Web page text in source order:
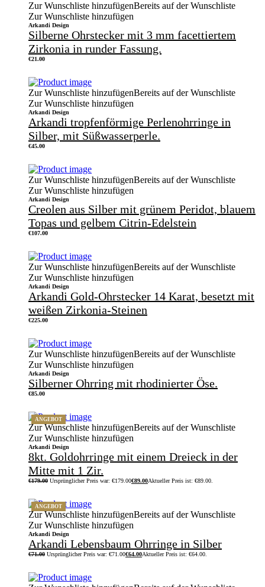
Zur Wunschliste hinzufügenBereits auf der Wunschliste
Zur Wunschliste hinzufügen
Arkandi Design
Silberne Ohrstecker mit 3 mm facettiertem
Zirkonia in runder Fassung.
€21.00
Zur Wunschliste hinzufügenBereits auf der Wunschliste
Zur Wunschliste hinzufügen
Arkandi Design
Arkandi tropfenförmige Perlenohrringe in
Silber, mit Süßwasserperle.
€45.00
Zur Wunschliste hinzufügenBereits auf der Wunschliste
Zur Wunschliste hinzufügen
Arkandi Design
Creolen aus Silber mit grünem Peridot, blauem
Topas und gelbem Citrin-Edelstein
€107.00
Zur Wunschliste hinzufügenBereits auf der Wunschliste
Zur Wunschliste hinzufügen
Arkandi Design
Arkandi Gold-Ohrstecker 14 Karat, besetzt mit
weißen Zirkonia-Steinen
€225.00
Zur Wunschliste hinzufügenBereits auf der Wunschliste
Zur Wunschliste hinzufügen
Arkandi Design
Silberner Ohrring mit rhodinierter Öse.
€85.00
ANGEBOT
Zur Wunschliste hinzufügenBereits auf der Wunschliste
Zur Wunschliste hinzufügen
Arkandi Design
8kt. Goldohrringe mit einem Dreieck in der
Mitte mit 1 Zir.
€179.00 Ursprünglicher Preis war: €179.00€89.00Aktueller Preis ist: €89.00.
ANGEBOT
Zur Wunschliste hinzufügenBereits auf der Wunschliste
Zur Wunschliste hinzufügen
Arkandi Design
Arkandi Lebensbaum Ohrringe in Silber
€71.00 Ursprünglicher Preis war: €71.00€64.00Aktueller Preis ist: €64.00.